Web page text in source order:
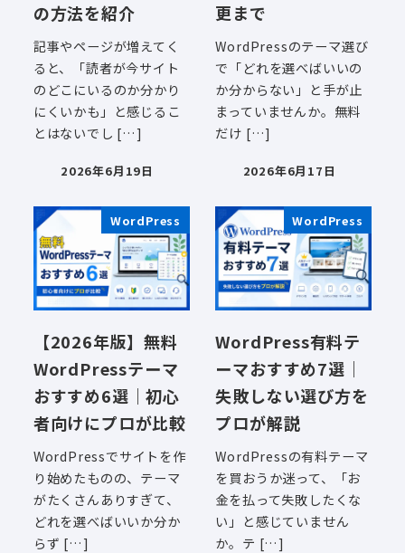
の方法を紹介
記事やページが増えてく
ると、「読者が今サイト
のどこにいるのか分かり
にくいかも」と感じるこ
とはないでし […]
投稿日
2026年6月19日
更まで
WordPressのテーマ選び
で「どれを選べばいいの
か分からない」と手が止
まっていませんか。無料
だけ […]
投稿日
2026年6月17日
WordPress
【2026年版】無料
WordPressテーマ
おすすめ6選｜初心
者向けにプロが比較
WordPressでサイトを作
り始めたものの、テーマ
がたくさんありすぎて、
どれを選べばいいか分か
らず […]
WordPress
WordPress有料テ
ーマおすすめ7選｜
失敗しない選び方を
プロが解説
WordPressの有料テーマ
を買おうか迷って、「お
金を払って失敗したくな
い」と感じていません
か。テ […]